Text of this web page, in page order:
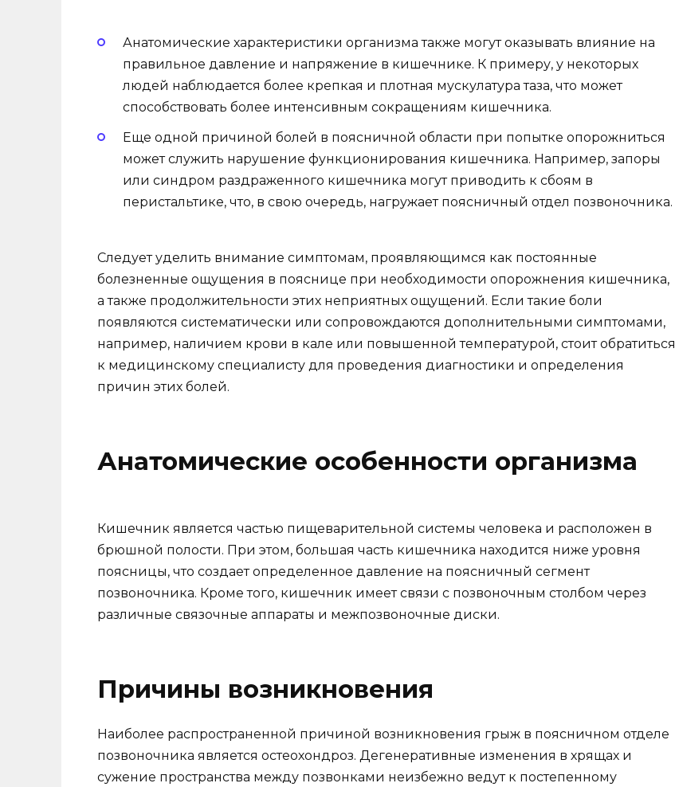
Анатомические характеристики организма также могут оказывать влияние на
правильное давление и напряжение в кишечнике. К примеру, у некоторых
людей наблюдается более крепкая и плотная мускулатура таза, что может
способствовать более интенсивным сокращениям кишечника.
Еще одной причиной болей в поясничной области при попытке опорожниться
может служить нарушение функционирования кишечника. Например, запоры
или синдром раздраженного кишечника могут приводить к сбоям в
перистальтике, что, в свою очередь, нагружает поясничный отдел позвоночника.
Следует уделить внимание симптомам, проявляющимся как постоянные
болезненные ощущения в пояснице при необходимости опорожнения кишечника,
а также продолжительности этих неприятных ощущений. Если такие боли
появляются систематически или сопровождаются дополнительными симптомами,
например, наличием крови в кале или повышенной температурой, стоит обратиться
к медицинскому специалисту для проведения диагностики и определения
причин этих болей.
Анатомические особенности организма
Кишечник является частью пищеварительной системы человека и расположен в
брюшной полости. При этом, большая часть кишечника находится ниже уровня
поясницы, что создает определенное давление на поясничный сегмент
позвоночника. Кроме того, кишечник имеет связи с позвоночным столбом через
различные связочные аппараты и межпозвоночные диски.
Причины возникновения
Наиболее распространенной причиной возникновения грыж в поясничном отделе
позвоночника является остеохондроз. Дегенеративные изменения в хрящах и
сужение пространства между позвонками неизбежно ведут к постепенному